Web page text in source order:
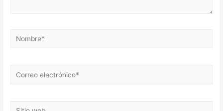
Nombre*
Correo
Sitio